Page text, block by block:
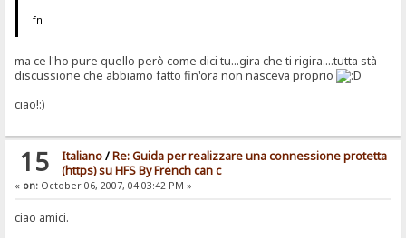
fn
ma ce l'ho pure quello però come dici tu...gira che ti rigira....tutta stà
discussione che abbiamo fatto fin'ora non nasceva proprio
ciao!:)
15 Italiano/Re: Guida per realizzare una connessione protetta
(https) su HFS By French can c
« on: October 06, 2007, 04:03:42 PM »
ciao amici.